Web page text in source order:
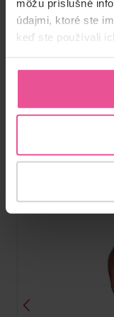
môžu príslušné
údajmi, ktoré ste
keď ste používali
Bandáž nad